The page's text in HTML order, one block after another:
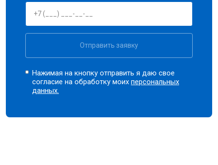
Отправить заявку
Нажимая на кнопку отправить я даю свое
согласие на обработку моихперсональных
данных.